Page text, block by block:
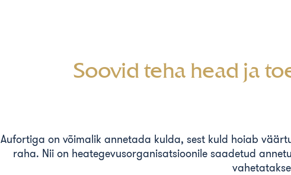
Soovid teha head ja
Aufortiga on võimalik annetada kulda, sest kuld hoiab
raha. Nii on heategevusorganisatsioonile saadetud